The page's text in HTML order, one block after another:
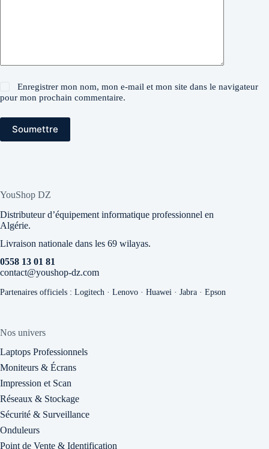
Enregistrer mon nom, mon e-mail et mon site dans le navigateur
pour mon prochain commentaire.
Soumettre
YouShop DZ
Distributeur d’équipement informatique professionnel en
Algérie.
Livraison nationale dans les 69 wilayas.
0558 13 01 81
contact@youshop-dz.com
Partenaires officiels : Logitech · Lenovo · Huawei · Jabra · Epson
Nos univers
Laptops Professionnels
Moniteurs & Écrans
Impression et Scan
Réseaux & Stockage
Sécurité & Surveillance
Onduleurs
Point de Vente & Identification